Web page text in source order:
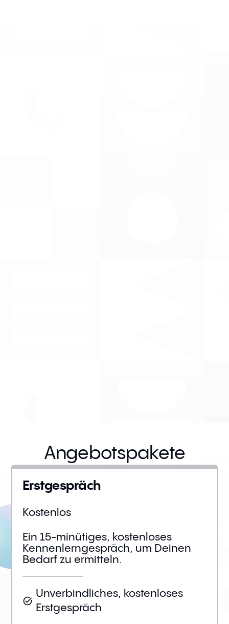
Angebotspakete
Erstgespräch
Kostenlos
Ein 15-minütiges, kostenloses
Kennenlerngespräch, um Deinen
Bedarf zu ermitteln.
Unverbindliches, kostenloses
Erstgespräch